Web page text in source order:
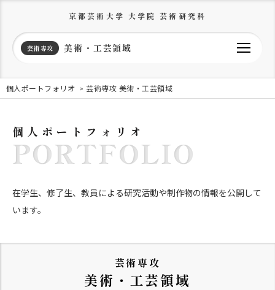
京都芸術大学 大学院 芸術研究科
芸術専攻 美術・工芸領域
個人ポートフォリオ 芸術専攻 美術・工芸領域
個人ポートフォリオ
PORTFOLIO
在学生、修了生、教員による研究活動や制作物の情報を公開して
います。
芸術専攻
美術・工芸領域